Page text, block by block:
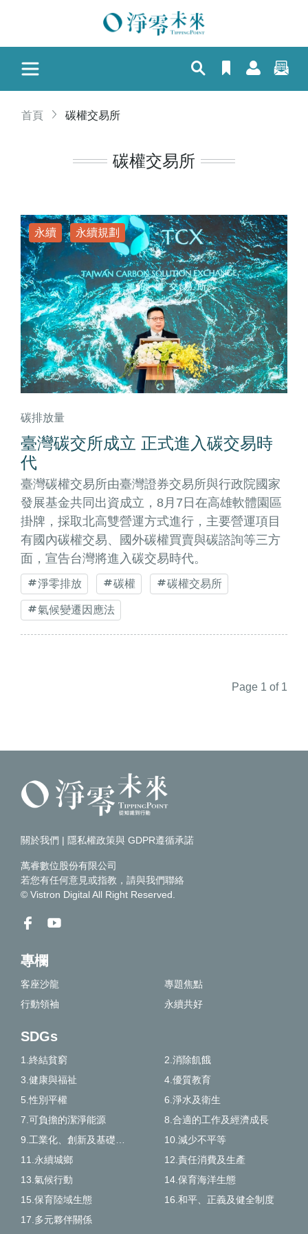
首頁 碳權交易所
碳權交易所
永續 永續規劃
碳排放量
臺灣碳交所成立 正式進入碳交易時
代
臺灣碳權交易所由臺灣證券交易所與行政院國家
發展基金共同出資成立，8月7日在高雄軟體園區
掛牌，採取北高雙營運方式進行，主要營運項目
有國內碳權交易、國外碳權買賣與碳諮詢等三方
面，宣告台灣將進入碳交易時代。
淨零排放 碳權 碳權交易所
氣候變遷因應法
Page 1 of 1
關於我們 | 隱私權政策與 GDPR遵循承諾
萬睿數位股份有限公司
若您有任何意見或指教，請與我們聯絡
© Vistron Digital All Right Reserved.
專欄
客座沙龍
專題焦點
行動領袖
永續共好
SDGs
1.終結貧窮
2.消除飢餓
3.健康與福祉
4.優質教育
5.性別平權
6.淨水及衛生
7.可負擔的潔淨能源
8.合適的工作及經濟成長
10.減少不平等
11.永續城鄉
12.責任消費及生產
13.氣候行動
14.保育海洋生態
15.保育陸域生態
16.和平、正義及健全制度
17.多元夥伴關係